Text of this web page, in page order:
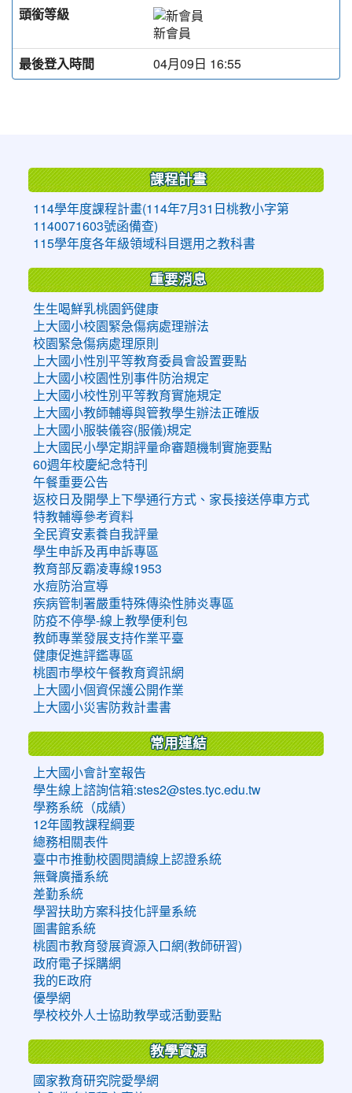
頭銜等級
新會員
最後登入時間
04月09日 16:55
課程計畫
114學年度課程計畫(114年7月31日桃教小字第
1140071603號函備查)
115學年度各年級領域科目選用之教科書
重要消息
生生喝鮮乳桃園鈣健康
上大國小校園緊急傷病處理辦法
校園緊急傷病處理原則
上大國小性別平等教育委員會設置要點
上大國小校園性別事件防治規定
上大國小校性別平等教育實施規定
上大國小教師輔導與管教學生辦法正確版
上大國小服裝儀容(服儀)規定
上大國民小學定期評量命審題機制實施要點
60週年校慶紀念特刊
午餐重要公告
返校日及開學上下學通行方式、家長接送停車方式
特教輔導參考資料
全民資安素養自我評量
學生申訴及再申訴專區
教育部反霸凌專線1953
水痘防治宣導
疾病管制署嚴重特殊傳染性肺炎專區
防疫不停學-線上教學便利包
教師專業發展支持作業平臺
健康促進評鑑專區
桃園市學校午餐教育資訊網
上大國小個資保護公開作業
上大國小災害防救計畫書
常用連結
上大國小會計室報告
學生線上諮詢信箱:stes2@stes.tyc.edu.tw
學務系統（成績）
12年國教課程綱要
總務相關表件
臺中市推動校園閱讀線上認證系統
無聲廣播系統
差勤系統
學習扶助方案科技化評量系統
圖書館系統
桃園市教育發展資源入口網(教師研習)
政府電子採購網
我的E政府
優學網
學校校外人士協助教學或活動要點
教學資源
國家教育研究院愛學網